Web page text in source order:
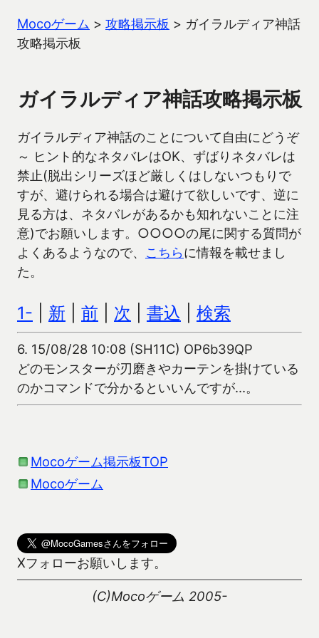
Mocoゲーム > 攻略掲示板 > ガイラルディア神話
攻略掲示板
ガイラルディア神話攻略掲示板
ガイラルディア神話のことについて自由にどうぞ
～ ヒント的なネタバレはOK、ずばりネタバレは
禁止(脱出シリーズほど厳しくはしないつもりで
すが、避けられる場合は避けて欲しいです、逆に
見る方は、ネタバレがあるかも知れないことに注
意)でお願いします。○○○○の尾に関する質問が
よくあるようなので、 こちらに情報を載せまし
た。
1- 新 前 次 書込 検索
6. 15/08/28 10:08 (SH11C) OP6b39QP
どのモンスターが刃磨きやカーテンを掛けている
のかコマンドで分かるといいんですが…。
Mocoゲーム掲示板TOP
Mocoゲーム
Xフォローお願いします。
(C)Mocoゲーム 2005-